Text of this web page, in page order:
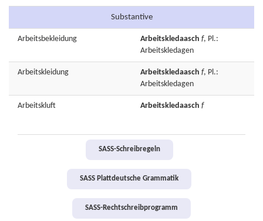
Substantive
Arbeitsbekleidung Arbeitskledaasch f, Pl.:
Arbeitskledagen
Arbeitskleidung Arbeitskledaasch f, Pl.:
Arbeitskledagen
Arbeitskluft Arbeitskledaasch f
SASS-Schreibregeln
SASS Plattdeutsche Grammatik
SASS-Rechtschreibprogramm